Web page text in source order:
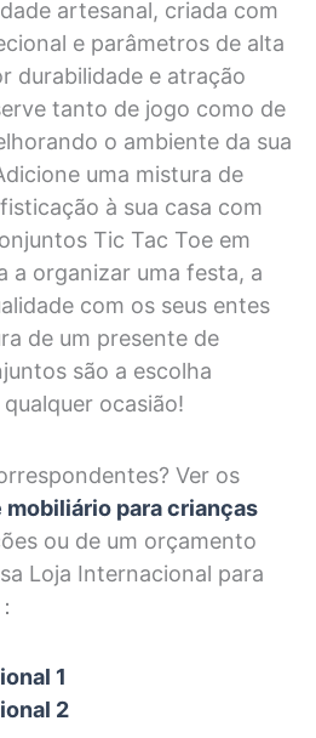
artesanal, criada com
e parâmetros de alta
durabilidade e atração
tanto de jogo como de
o ambiente da sua
uma mistura de
à sua casa com
Tic Tac Toe em
a organizar uma festa, a
com os seus entes
de um presente de
são a escolha
ocasião!
Ver os
mobiliário para crianças
ou de um orçamento
Loja Internacional para
1
2